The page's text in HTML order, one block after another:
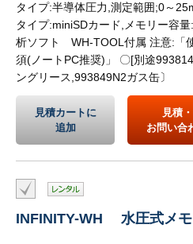
タイプ:半導体圧力,測定範囲;0～
タイプ:miniSDカード,メモリー容
析ソフト WH-TOOL付属 注意:「
須(ノートPC推奨)」 〇[別途
ングリース,993849N2ガス缶〕
見積カートに
追加
見積・
お問い合
INFINITY-WH 水圧式メモ